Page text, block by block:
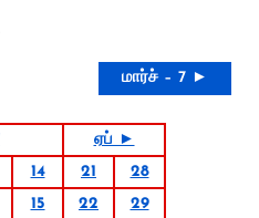
மார்ச் – 7 ►
ஏப் ►
14 21
28
15 22
29